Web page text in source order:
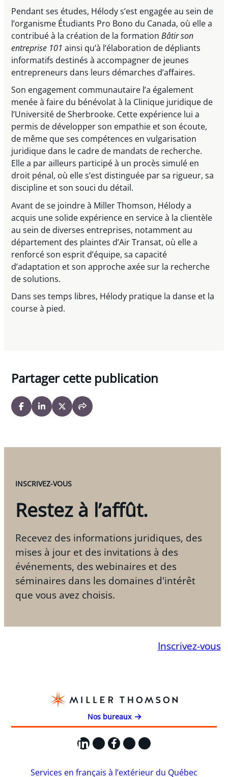
Pendant ses études, Hélody s’est engagée au sein de
l’organisme Étudiants Pro Bono du Canada, où elle a
contribué à la création de la formationBâtir son
entreprise 101ainsi qu’à l’élaboration de dépliants
informatifs destinés à accompagner de jeunes
entrepreneurs dans leurs démarches d’affaires.
Son engagement communautaire l’a également
menée à faire du bénévolat à la Clinique juridique de
l’Université de Sherbrooke. Cette expérience lui a
permis de développer son empathie et son écoute,
de même que ses compétences en vulgarisation
juridique dans le cadre de mandats de recherche.
Elle a par ailleurs participé à un procès simulé en
droit pénal, où elle s’est distinguée par sa rigueur, sa
discipline et son souci du détail.
Avant de se joindre à Miller Thomson, Hélody a
acquis une solide expérience en service à la clientèle
au sein de diverses entreprises, notamment au
département des plaintes d’Air Transat, où elle a
renforcé son esprit d’équipe, sa capacité
d’adaptation et son approche axée sur la recherche
de solutions.
Dans ses temps libres, Hélody pratique la danse et la
course à pied.
Partager cette publication
INSCRIVEZ-VOUS
Restez à l’affût.
Recevez des informations juridiques, des
mises à jour et des invitations à des
événements, des webinaires et des
séminaires dans les domaines d'intérêt
que vous avez choisis.
Inscrivez-vous
Nos bureaux
LinkedIn
X Facebook
Instagram
YouTube
Services en français à l’extérieur du Québec